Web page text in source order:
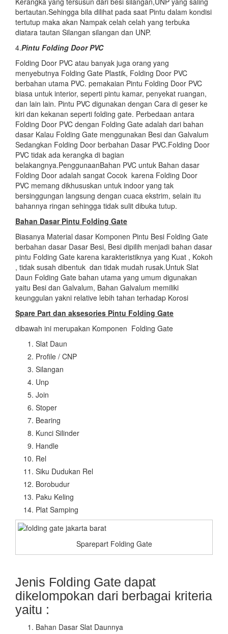
bertautan.Sehingga bila dilihat pada saat Pintu dalam kondisi
tertutup maka akan Nampak celah celah yang terbuka
diatara tautan Silangan silangan dan UNP.
4.Pintu Folding Door PVC
Folding Door PVC atau banyak juga orang yang
menyebutnya Folding Gate Plastik, Folding Door PVC
berbahan utama PVC. pemakaian Pintu Folding Door PVC
biasa untuk interior, seperti pintu kamar, penyekat ruangan,
dan lain lain. Pintu PVC digunakan dengan Cara di geser ke
kiri dan kekanan seperti folding gate. Perbedaan antara
Folding Door PVC dengan Folding Gate adalah dari bahan
dasar Kalau Folding Gate menggunakan Besi dan Galvalum
Sedangkan Folding Door berbahan Dasar PVC.Folding Door
PVC tidak ada kerangka di bagian
belakangnya.PenggunaanBahan PVC untuk Bahan dasar
Folding Door adalah sangat Cocok karena Folding Door
PVC memang dikhususkan untuk indoor yang tak
bersinggungan langsung dengan cuaca ekstrim, selain itu
bahannya ringan sehingga tidak sulit dibuka tutup.
Bahan Dasar Pintu Folding Gate
Biasanya Material dasar Komponen Pintu Besi Folding Gate
berbahan dasar Dasar Besi, Besi dipilih menjadi bahan dasar
pintu Folding Gate karena karakteristiknya yang Kuat , Kokoh
, tidak susah dibentuk dan tidak mudah rusak.Untuk Slat
Daun Folding Gate bahan utama yang umum digunakan
yaitu Besi dan Galvalum, Bahan Galvalum memiliki
keunggulan yakni relative lebih tahan terhadap Korosi
Spare Part dan aksesories Pintu Folding Gate
dibawah ini merupakan Komponen Folding Gate
Slat Daun
Profile / CNP
Silangan
Unp
Join
Stoper
Bearing
Kunci Silinder
Handle
Rel
Siku Dudukan Rel
Borobudur
Paku Keling
Plat Samping
Sparepart Folding Gate
Jenis Folding Gate dapat
dikelompokan dari berbagai kriteria
yaitu :
Bahan Dasar Slat Daunnya